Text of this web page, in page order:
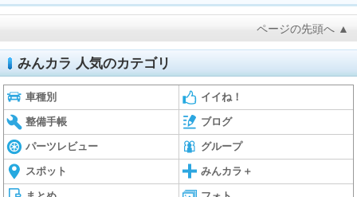
ページの先頭へ ▲
みんカラ 人気のカテゴリ
車種別 イイね！
整備手帳 ブログ
パーツレビュー グループ
スポット みんカラ＋